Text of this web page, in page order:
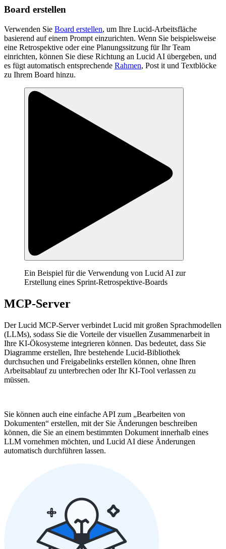
Board erstellen
Verwenden Sie Board erstellen, um Ihre Lucid-Arbeitsfläche
basierend auf einem Prompt einzurichten. Wenn Sie beispielsweise
eine Retrospektive oder eine Planungssitzung für Ihr Team
einrichten, können Sie diese Richtung an Lucid AI übergeben, und
es fügt automatisch entsprechende Rahmen, Post it und Textblöcke
zu Ihrem Board hinzu.
Ein Beispiel für die Verwendung von Lucid AI zur
Erstellung eines Sprint-Retrospektive-Boards
MCP-Server
Der Lucid MCP-Server verbindet Lucid mit großen Sprachmodellen
(LLMs), sodass Sie die Vorteile der visuellen Zusammenarbeit in
Ihre KI-Ökosysteme integrieren können. Das bedeutet, dass Sie
Diagramme erstellen, Ihre bestehende Lucid-Bibliothek
durchsuchen und Freigabelinks erstellen können, ohne Ihren
Arbeitsablauf zu unterbrechen oder Ihr KI-Tool verlassen zu
müssen.
Sie können auch eine einfache API zum „Bearbeiten von
Dokumenten“ erstellen, mit der Sie Änderungen beschreiben
können, die Sie an einem bestimmten Dokument innerhalb eines
LLM vornehmen möchten, und Lucid AI diese Änderungen
automatisch durchführen lassen.